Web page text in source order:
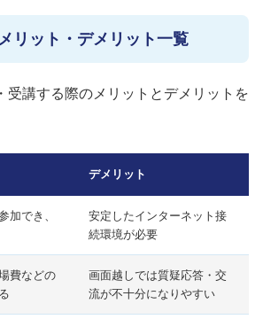
リット・デメリット一覧
受講する際のメリットとデメリットを
デメリット
加でき、
安定したインターネット接
続環境が必要
費などの
画面越しでは質疑応答・交
流が不十分になりやすい